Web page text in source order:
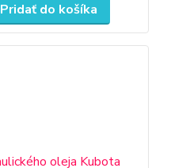
Pridať do košíka